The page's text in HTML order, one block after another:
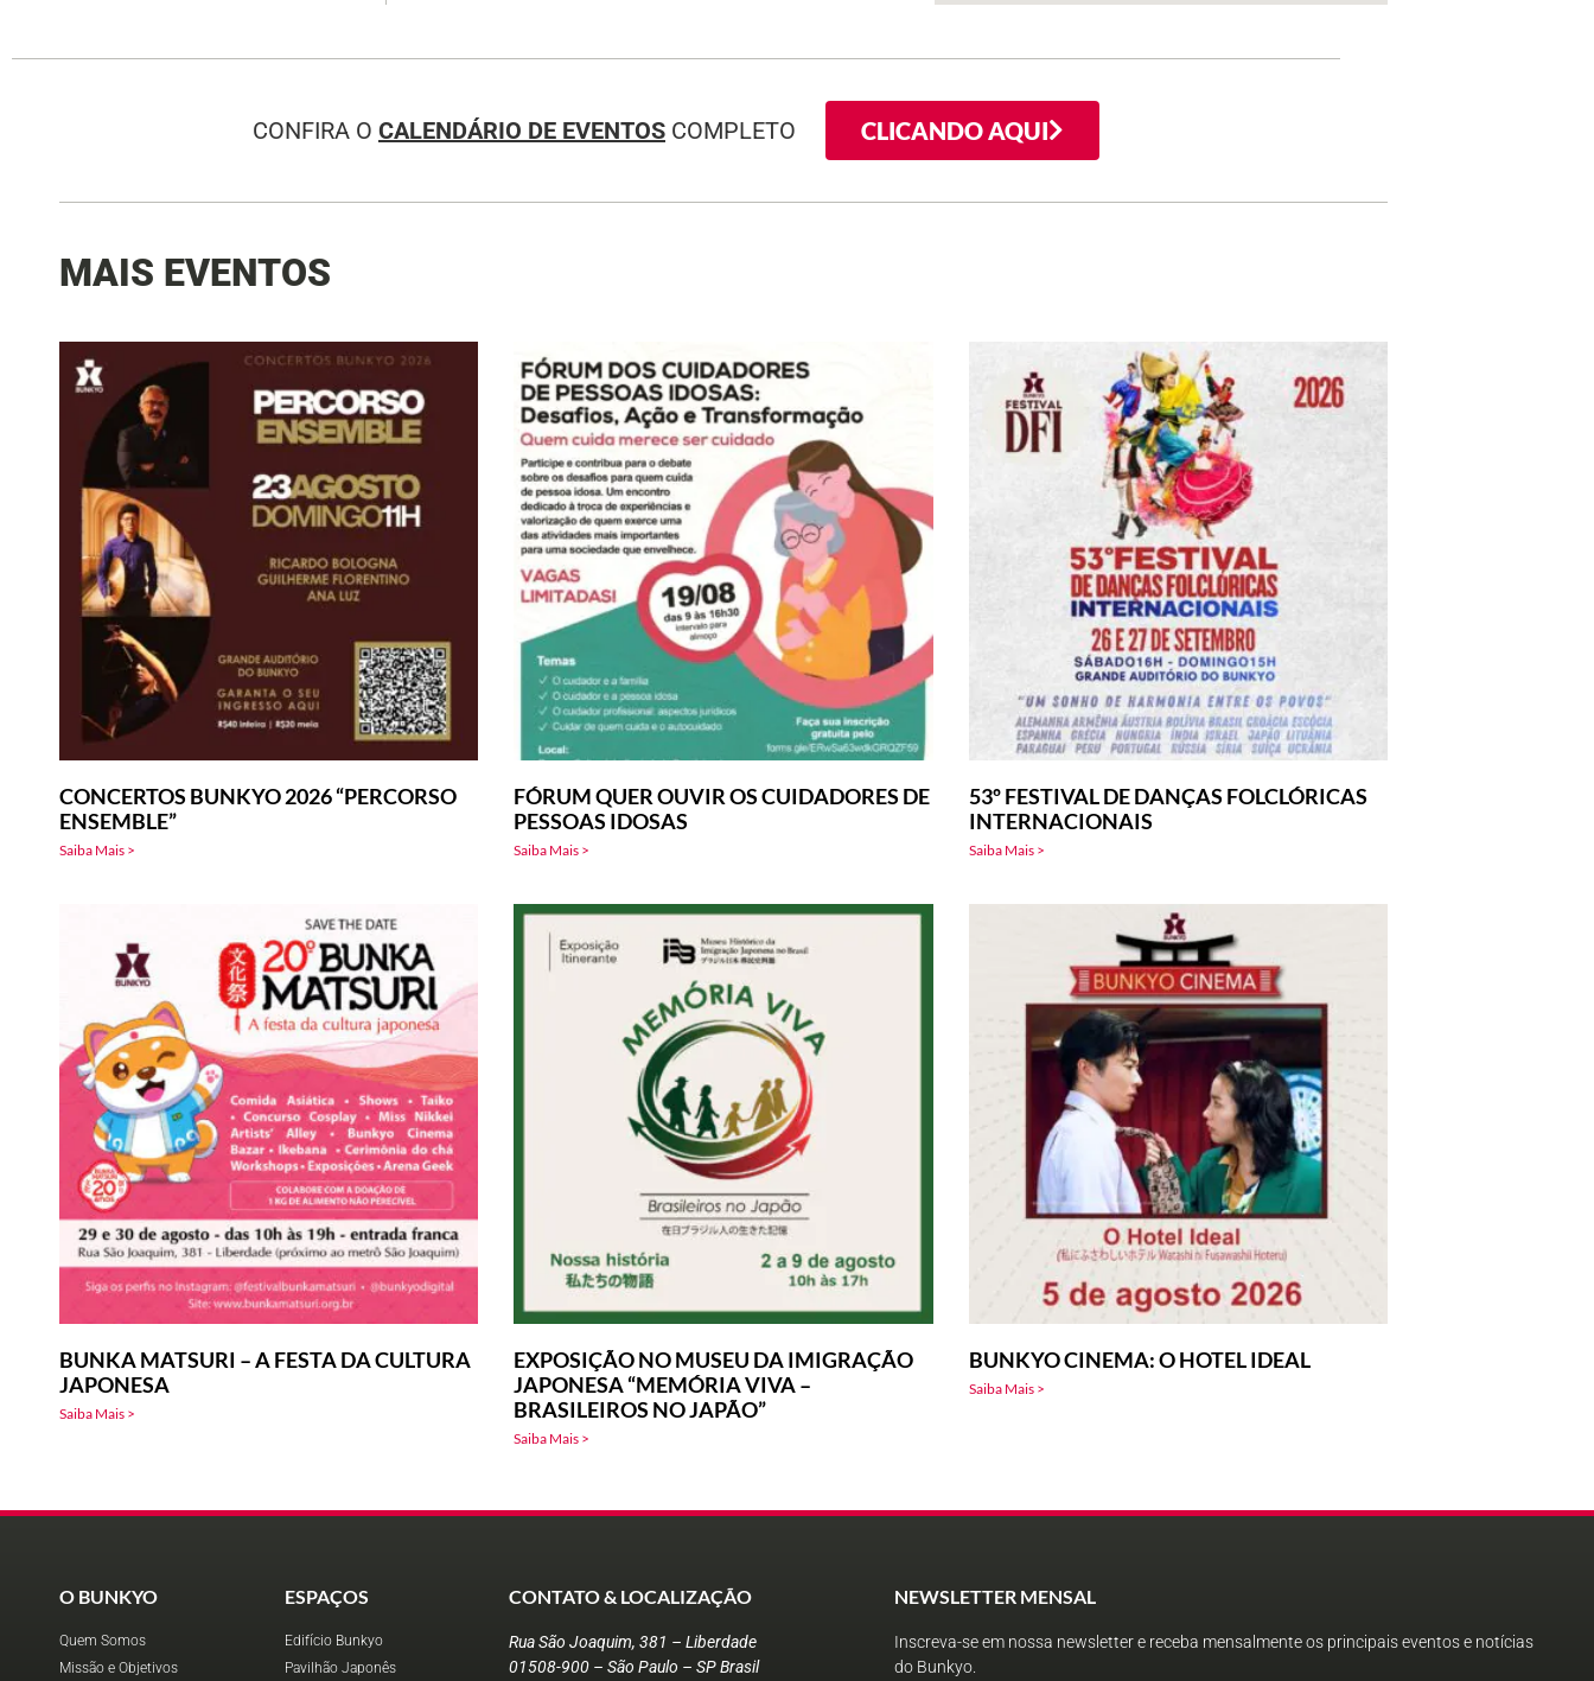
CONFIRA O CALENDÁRIO DE EVENTOS COMPLETO CLICANDO AQUI
MAIS EVENTOS
CONCERTOS BUNKYO 2026 “PERCORSO
ENSEMBLE”
Saiba Mais >
FÓRUM QUER OUVIR OS CUIDADORES DE
PESSOAS IDOSAS
Saiba Mais >
53º FESTIVAL DE DANÇAS FOLCLÓRICAS
INTERNACIONAIS
Saiba Mais >
BUNKA MATSURI – A FESTA DA CULTURA
JAPONESA
Saiba Mais >
EXPOSIÇÃO NO MUSEU DA IMIGRAÇÃO
JAPONESA “MEMÓRIA VIVA –
BRASILEIROS NO JAPÃO”
Saiba Mais >
BUNKYO CINEMA: O HOTEL IDEAL
Saiba Mais >
O BUNKYO
Quem Somos
Missão e Objetivos
ESPAÇOS
Edifício Bunkyo
Pavilhão Japonês
CONTATO & LOCALIZAÇÃO
Rua São Joaquim, 381 – Liberdade
01508-900 – São Paulo – SP Brasil
NEWSLETTER MENSAL
Inscreva-se em nossa newsletter e receba mensalmente os principais eventos e notícias
do Bunkyo.